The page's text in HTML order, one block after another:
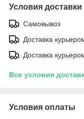
Условия доставки
Самовывоз
Доставка
Доставка
Все условия
Условия оплаты